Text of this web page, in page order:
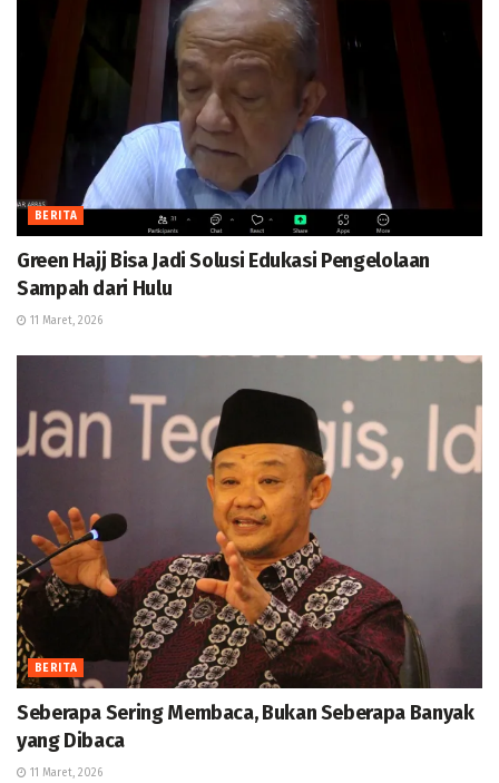
BERITA
Green Hajj Bisa Jadi Solusi Edukasi Pengelolaan
Sampah dari Hulu
11 Maret, 2026
BERITA
Seberapa Sering Membaca, Bukan Seberapa Banyak
yang Dibaca
11 Maret, 2026